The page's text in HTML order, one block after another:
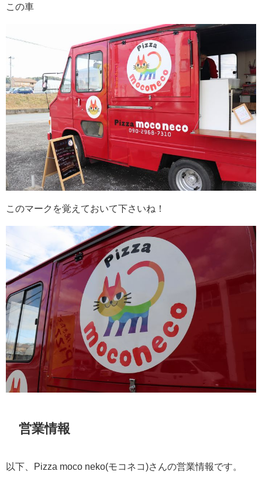
この車
このマークを覚えておいて下さいね！
営業情報
以下、Pizza moco neko(モコネコ)さんの営業情報です。